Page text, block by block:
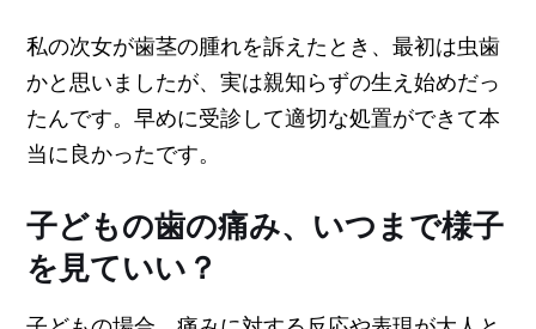
私の次女が歯茎の腫れを訴えたとき、最初は虫歯
かと思いましたが、実は親知らずの生え始めだっ
たんです。早めに受診して適切な処置ができて本
当に良かったです。
子どもの歯の痛み、いつまで様子
を見ていい？